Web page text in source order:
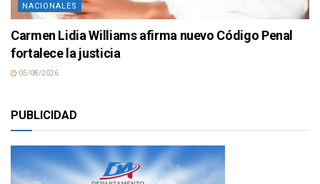
NACIONALES
Carmen Lidia Williams afirma nuevo Código Penal
fortalece la justicia
05/08/2026
PUBLICIDAD